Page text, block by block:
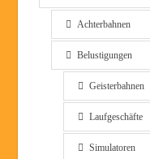
Achterbahnen
Belustigungen
Geisterbahnen
Laufgeschäfte
Simulatoren